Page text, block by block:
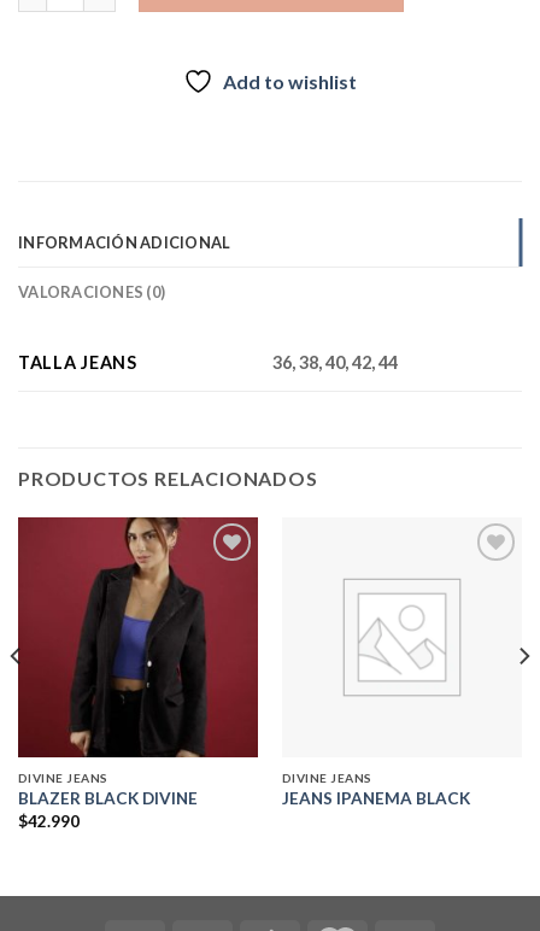
Add to wishlist
INFORMACIÓN ADICIONAL
VALORACIONES (0)
TALLA JEANS 36, 38, 40, 42, 44
PRODUCTOS RELACIONADOS
wishlist
DIVINE JEANS
BLAZER BLACK DIVINE
$42.990
DIVINE JEANS
JEANS IPANEMA BLACK